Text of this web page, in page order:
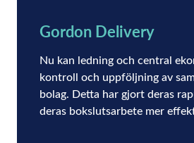
Gordon Delivery
Nu kan ledning och central
kontroll och uppföljning av
bolag. Detta har gjort deras
deras bokslutsarbete mer